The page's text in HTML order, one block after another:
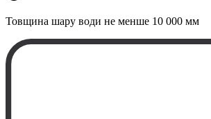
Товщина шару води не менше 10 000 мм